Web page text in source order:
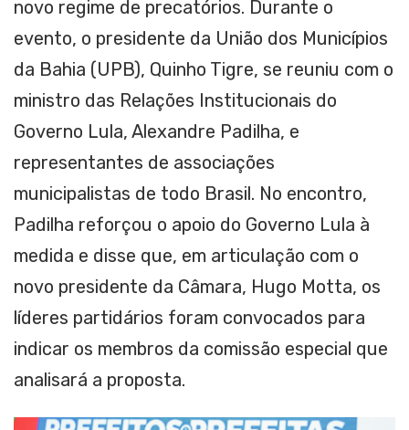
novo regime de precatórios. Durante o
evento, o presidente da União dos Municípios
da Bahia (UPB), Quinho Tigre, se reuniu com o
ministro das Relações Institucionais do
Governo Lula, Alexandre Padilha, e
representantes de associações
municipalistas de todo Brasil. No encontro,
Padilha reforçou o apoio do Governo Lula à
medida e disse que, em articulação com o
novo presidente da Câmara, Hugo Motta, os
líderes partidários foram convocados para
indicar os membros da comissão especial que
analisará a proposta.